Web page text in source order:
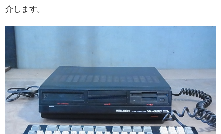
介します。